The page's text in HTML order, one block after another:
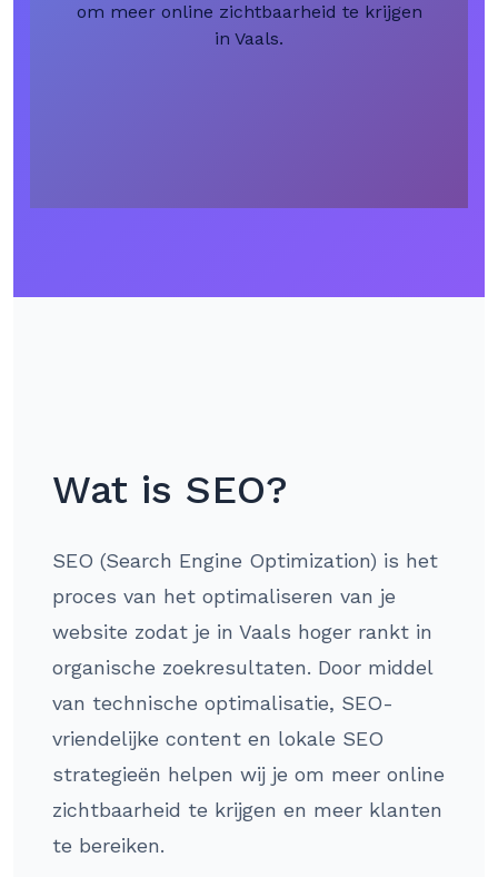
om meer online zichtbaarheid te krijgen
in Vaals.
Wat is SEO?
SEO (Search Engine Optimization) is het
proces van het optimaliseren van je
website zodat je in Vaals hoger rankt in
organische zoekresultaten. Door middel
van technische optimalisatie, SEO-
vriendelijke content en lokale SEO
strategieën helpen wij je om meer online
zichtbaarheid te krijgen en meer klanten
te bereiken.